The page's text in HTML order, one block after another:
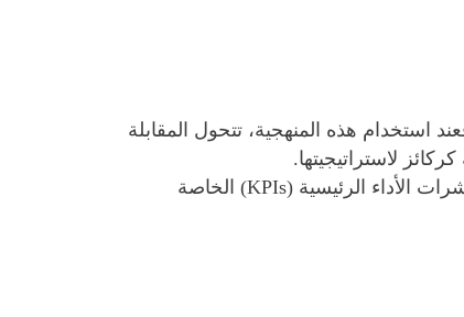
استخدام هذه المنهجية، تتحول المقابلة
لاستراتيجيتها.
هذه المواءمة تقلل من فجوة التوقعات بين الإدارة العليا وفِرق التوظيف، وتسهم في توجيه الجهود نحو تحقيق مؤشرات الأداء الرئيسية (KPIs) الخاصة